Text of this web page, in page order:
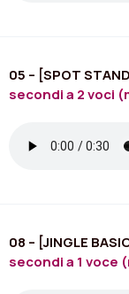
05 – [SPOT
secondi a 2 voci
08 – [JINGLE
secondi a 1 voce